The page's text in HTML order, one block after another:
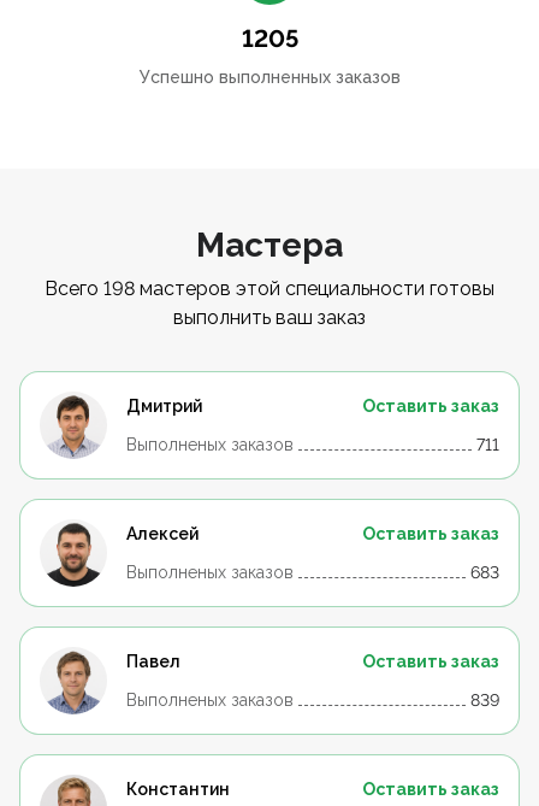
1205
Успешно выполненных заказов
Мастера
Всего 198 мастеров этой специальности готовы
выполнить ваш заказ
Дмитрий
Оставить заказ
Выполненых заказов
711
Алексей
Оставить заказ
Выполненых заказов
683
Павел
Оставить заказ
Выполненых заказов
839
Константин Оставить заказ